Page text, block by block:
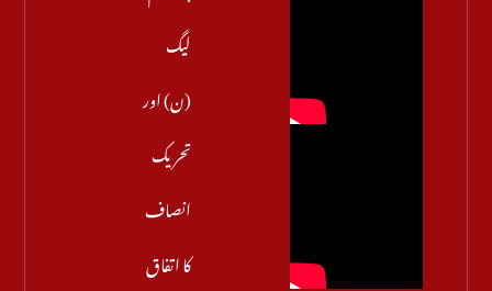
لیگ
(ن) اور
تحریک
انصاف
کا اتفاق